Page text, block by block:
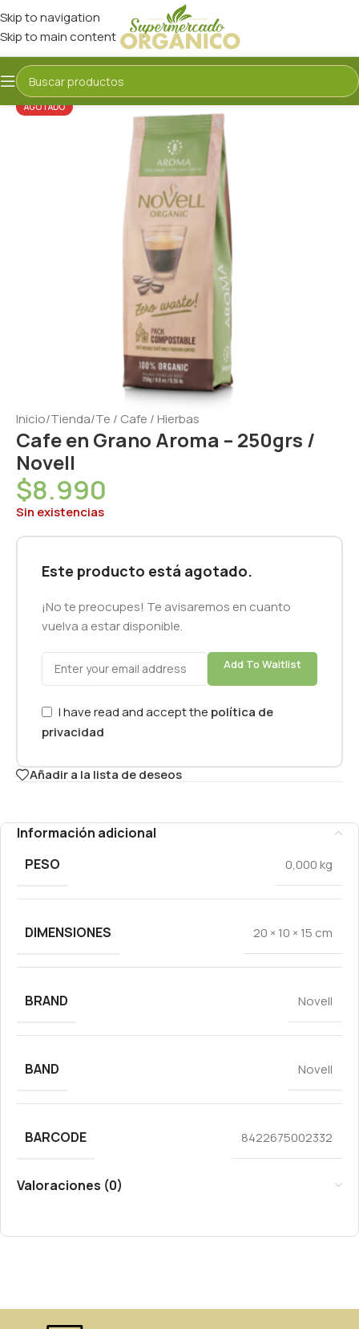
Skip to navigation
Skip to main content
AGOTADO
Inicio/Tienda/Te / Cafe / Hierbas
Cafe en Grano Aroma – 250grs /
Novell
$8.990
Sin existencias
Este producto está agotado.
¡No te preocupes! Te avisaremos en cuanto
vuelva a estar disponible.
Add To Waitlist
I have read and accept the política de
privacidad
Añadir a la lista de deseos
Información adicional
PESO
0,000 kg
DIMENSIONES 20 × 10 × 15 cm
BRAND Novell
BAND Novell
BARCODE 8422675002332
Valoraciones (0)